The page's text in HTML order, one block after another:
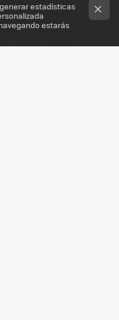
estadísticas
estarás